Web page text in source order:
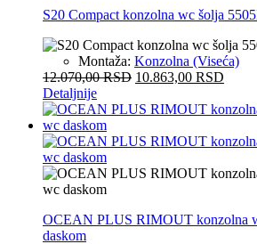
S20 Compact konzolna wc šolja
Montaža: Konzolna (Viseća)
12.070,00RSD 10.863,00 RSD
Detaljnije
OCEAN PLUS RIMOUT konzolna
daskom